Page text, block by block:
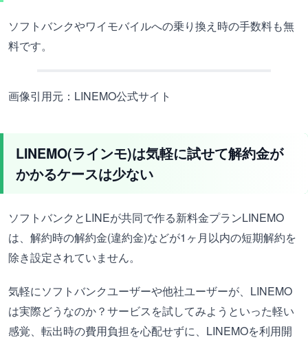
ソフトバンクやワイモバイルへの乗り換え時の手数料も無
料です。
画像引用元：LINEMO公式サイト
LINEMO(ラインモ)は気軽に試せて解約金が
かかるケースは少ない
ソフトバンクとLINEが共同で作る新料金プランLINEMO
は、解約時の解約金(違約金)などが1ヶ月以内の短期解約を
除き設定されていません。
気軽にソフトバンクユーザーや他社ユーザーが、LINEMO
は実際どうなのか？サービスを試してみようといった軽い
感覚、転出時の費用負担を心配せずに、LINEMOを利用開